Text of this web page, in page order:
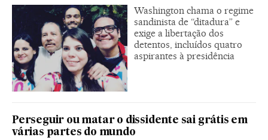
Washington chama o regime
sandinista de “ditadura” e
exige a libertação dos
detentos, incluídos quatro
aspirantes à presidência
Perseguir ou matar o dissidente sai grátis em
várias partes do mundo